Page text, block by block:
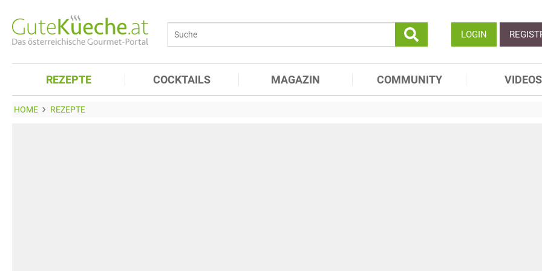
LOGIN
REZEPTE COCKTAILS MAGAZIN COMMUNITY VIDEOS
HOME REZEPTE